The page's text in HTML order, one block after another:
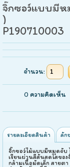
จิ๊กซอว์แบบมี
)
P190710003
จำนวน:
0 ความคิดเห็น
รายละเอียดสินค้า ลัก
จิ๊กซอว์ไม้แบบมีหมุดจับ
เรียนผ่านสีสันสดใสขอ
กล้ามเนื้อมัดเล็ก สายตา